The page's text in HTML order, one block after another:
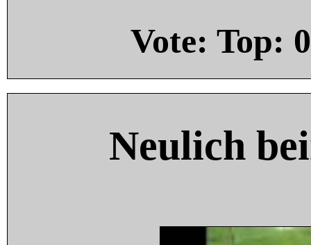
Vote: Top: 0
Neulich